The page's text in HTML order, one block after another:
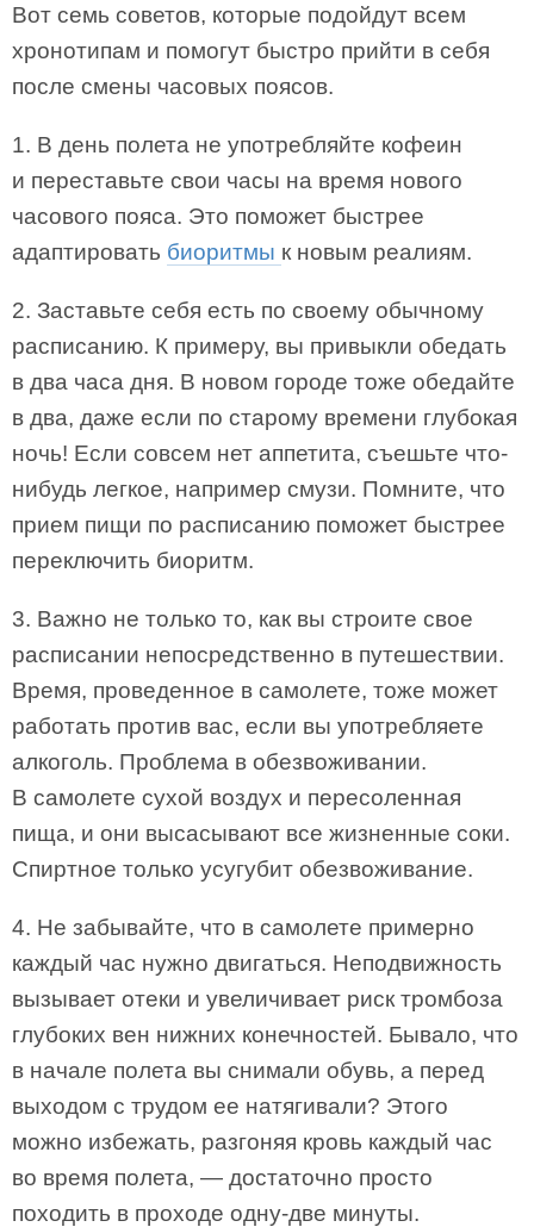
Вот семь советов, которые подойдут всем
хронотипам и помогут быстро прийти в себя
после смены часовых поясов.
1. В день полета не употребляйте кофеин
и переставьте свои часы на время нового
часового пояса. Это поможет быстрее
адаптировать биоритмы к новым реалиям.
2. Заставьте себя есть по своему обычному
расписанию. К примеру, вы привыкли обедать
в два часа дня. В новом городе тоже обедайте
в два, даже если по старому времени глубокая
ночь! Если совсем нет аппетита, съешьте что-
нибудь легкое, например смузи. Помните, что
прием пищи по расписанию поможет быстрее
переключить биоритм.
3. Важно не только то, как вы строите свое
расписании непосредственно в путешествии.
Время, проведенное в самолете, тоже может
работать против вас, если вы употребляете
алкоголь. Проблема в обезвоживании.
В самолете сухой воздух и пересоленная
пища, и они высасывают все жизненные соки.
Спиртное только усугубит обезвоживание.
4. Не забывайте, что в самолете примерно
каждый час нужно двигаться. Неподвижность
вызывает отеки и увеличивает риск тромбоза
глубоких вен нижних конечностей. Бывало, что
в начале полета вы снимали обувь, а перед
выходом с трудом ее натягивали? Этого
можно избежать, разгоняя кровь каждый час
во время полета, — достаточно просто
походить в проходе одну-две минуты.